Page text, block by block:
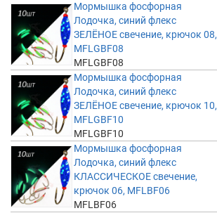
Мормышка фосфорная
Лодочка, синий флекс
ЗЕЛЁНОЕ свечение, крючок 08,
MFLGBF08
MFLGBF08
Мормышка фосфорная
Лодочка, синий флекс
ЗЕЛЁНОЕ свечение, крючок 10,
MFLGBF10
MFLGBF10
Мормышка фосфорная
Лодочка, синий флекс
КЛАССИЧЕСКОЕ свечение,
крючок 06, MFLBF06
MFLBF06